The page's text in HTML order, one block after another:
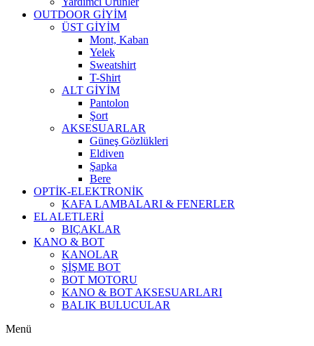
OUTDOOR GİYİM
ÜST GİYİM
Mont, Kaban
Yelek
Sweatshirt
T-Shirt
ALT GİYİM
Pantolon
Şort
AKSESUARLAR
Güneş Gözlükleri
Eldiven
Şapka
Bere
OPTİK-ELEKTRONİK
KAFA LAMBALARI & FENERLER
EL ALETLERİ
BIÇAKLAR
KANO & BOT
KANOLAR
ŞİŞME BOT
BOT MOTORU
KANO & BOT AKSESUARLARI
BALIK BULUCULAR
Menü